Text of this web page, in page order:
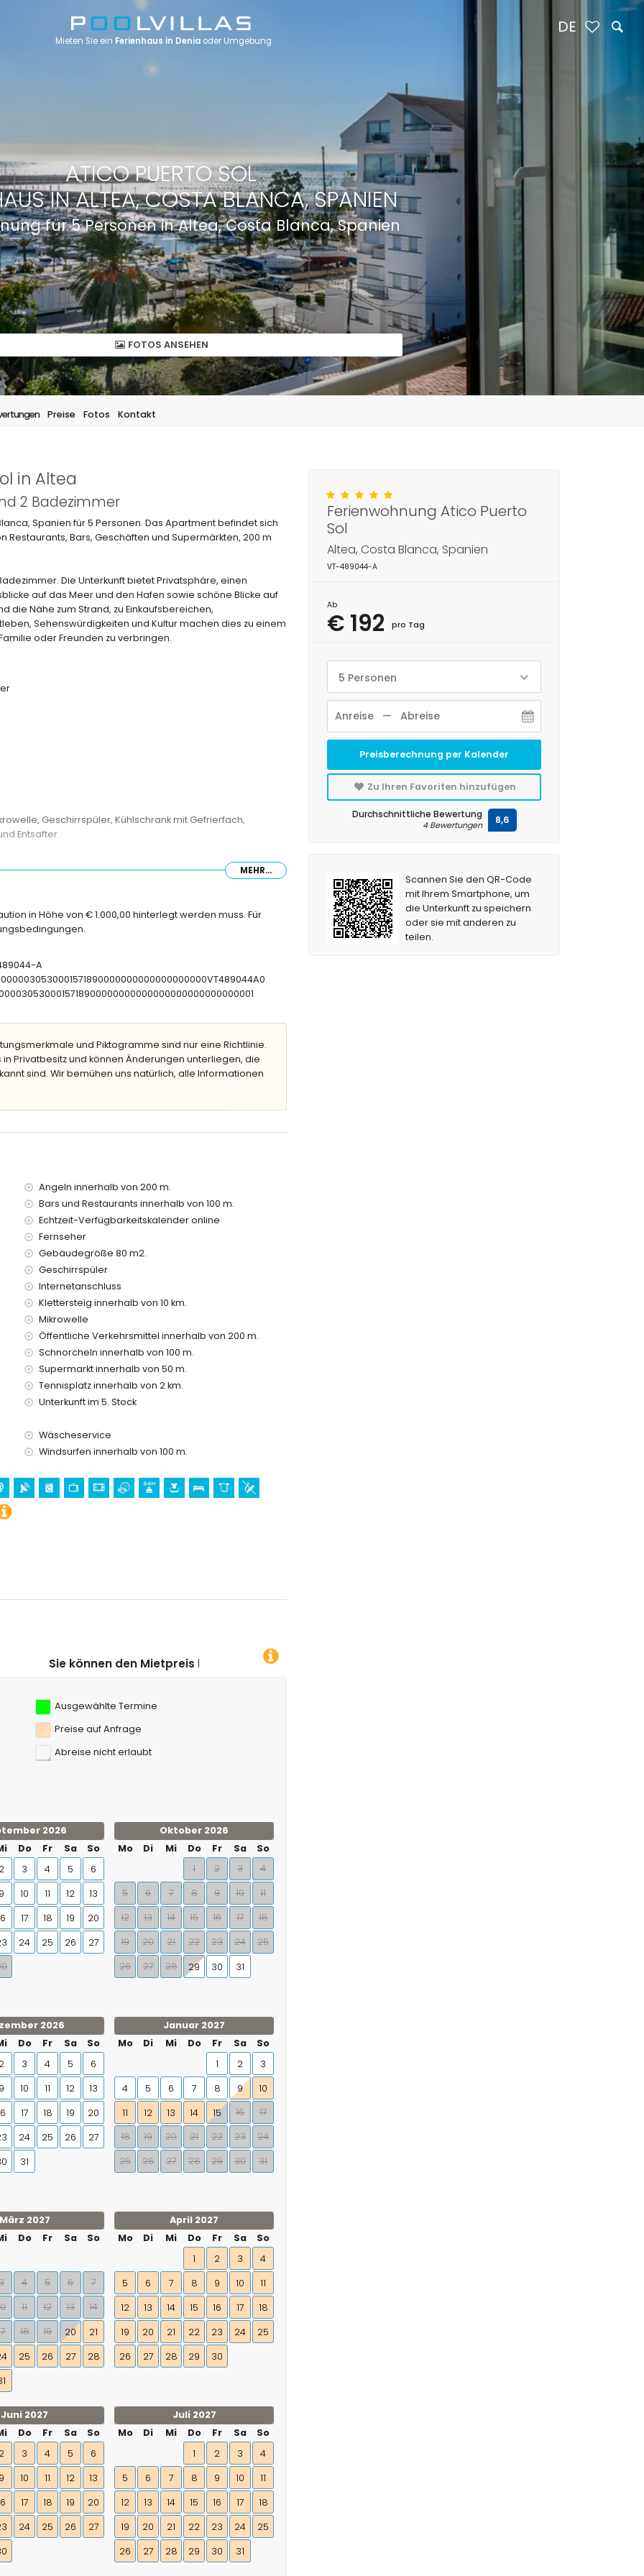
ATICO PUERTO SOL
IN ALTEA, COSTA BLANCA, SPANIEN
für 5 Personen in Altea, Costa Blanca, Spanien
FOTOS ANSEHEN
Preise Fotos Kontakt
in Altea
2 Badezimmer
Spanien für 5 Personen. Das Apartment befindet sich
Bars, Geschäften und Supermärkten, 200 m
Die Unterkunft bietet Privatsphäre, einen
auf das Meer und den Hafen sowie schöne Blicke auf
die Nähe zum Strand, zu Einkaufsbereichen,
Sehenswürdigkeiten und Kultur machen dies zu einem
oder Freunden zu verbringen.
Geschirrspüler, Kühlschrank mit Gefrierfach,
Entsafter
und Haartrockner
Apartment)
Metern vom Apartment)
verfügt über einen Aufzug.
Kindern.
des Apartments enthalten
in Altea, Costa Blanca
Zoo (Terra Natura) und Wasserpark (Aqualandia)
de Altea) und historischer Ort (Altstadt von Altea)
von der Unterkunft)
Schnorcheln und Windsurfen (innerhalb von 1000 Metern
Apartment)
MEHR...
in Höhe von € 1.000,00 hinterlegt werden muss. Für
A
und Piktogramme sind nur eine Richtlinie.
Privatbesitz und können Änderungen unterliegen, die
sind. Wir bemühen uns natürlich, alle Informationen
Angeln innerhalb von 200 m.
Bars und Restaurants innerhalb von 100 m.
Echtzeit-Verfügbarkeitskalender online
Fernseher
Gebäudegröße 80 m2.
Geschirrspüler
Internetanschluss
Klettersteig innerhalb von 10 km.
Mikrowelle
Öffentliche Verkehrsmittel innerhalb von 200 m.
Schnorcheln innerhalb von 100 m.
Supermarkt innerhalb von 50 m.
Tennisplatz innerhalb von 2 km.
Unterkunft im 5. Stock
Wäscheservice
Windsurfen innerhalb von 100 m.
den Mietpreis berechnen, indem Sie auf das gewünschte An- und Abreisedatum klicken!
Ausgewählte Termine
Preise auf Anfrage
Abreise nicht erlaubt
2026
Do Fr Sa
So
2 3 4 5
6
9 10 11 12
13
17 18 19
20
24 25 26
27
Oktober 2026
Mo
Di Mi Do Fr Sa
So
1
2 3
4
5
6 7 8 9 10
11
12
13 14 15 16 17
18
19
20 21 22 23 24
25
26
27 28 29 30 31
2026
Do Fr Sa
So
2 3 4 5
6
9 10 11 12
13
17 18 19
20
24 25 26
27
31
Januar 2027
Mo
Di Mi Do Fr Sa
So
1
2
3
4
5 6 7 8 9
10
11
12 13 14 15 16
17
18
19 20 21 22 23
24
25
26 27 28 29 30 31
März 2027
Do Fr Sa So
4 5 6
7
11 12 13
14
18 19 20
21
25 26 27
28
April 2027
Mo
Di Mi Do Fr Sa
So
1
2 3
4
5
6 7 8 9 10
11
12
13 14 15 16 17
18
19
20 21 22 23 24
25
26
27 28 29 30
Juni 2027
Do Fr Sa
So
2 3 4 5
6
9 10 11 12
13
17 18 19
20
24 25 26
27
Juli 2027
Mo
Di Mi Do Fr Sa
So
1
2 3
4
5
6 7 8 9 10
11
12
13 14 15 16 17
18
19
20 21 22 23 24
25
26
27 28 29 30 31
Ferienwohnung Atico Puerto
Sol
Altea, Costa Blanca, Spanien
VT-489044-A
Ab
€ 192 pro Tag
5 Personen
Preisberechnung per Kalender
Zu Ihren Favoriten hinzufügen
Durchschnittliche Bewertung
4 Bewertungen 8,6
Scannen Sie den QR-Code
mit Ihrem Smartphone, um
die Unterkunft zu speichern
oder sie mit anderen zu
teilen.
Mieten Sie ein Ferienhaus in Deniaoder Umgebung
DE